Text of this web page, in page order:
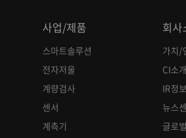
사업/제품
스마트솔루션
전자저울
계량검사
센서
계측기
회사
가치/
CI소개
IR정보
뉴스
글로